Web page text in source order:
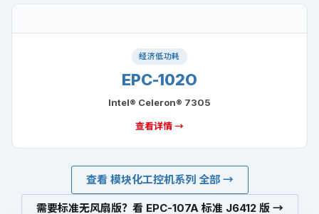
经济低功耗
EPC-102O
Intel® Celeron® 7305
查看详情 →
查看 模块化工控机系列 全部 →
需要标准无风扇版？看 EPC-107A 标准 J6412 版 →